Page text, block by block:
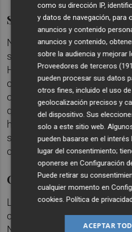
Sanción
Nos han dicho que
sancionados, no se ha
Hemos tratado de dar
con Diakhaby y saber que
objeto de sanción. Él
que jugar pero que él no
hemos hecho es intentar
sanción ya que no había
cámaras.
Cambio de Cala
Lo entiendo así, y se lo he
cuarto árbitro después de
Nosotros hemos protegido
como su dirección IP,
y datos de navegación, para
anuncios y contenido
anuncios y contenido,
sobre la audiencia y mejorar
Proveedores de terceros
pueden procesar sus datos
otros fines, incluido el uso
geolocalización precisos y
del dispositivo. Sus
solo a este sitio web.
pueden basarse en el interés
lugar del consentimiento;
oponerse enConfiguración
Puede retirar su
cualquier momento en
cookies .Política de
ACEPTAR